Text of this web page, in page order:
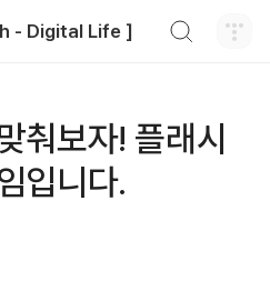
- Digital Life ]
춰보자! 플래시
입니다.